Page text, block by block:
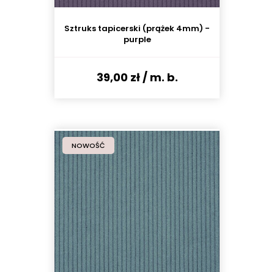
Sztruks tapicerski (prążek 4mm) -
purple
39,00 zł/ m. b.
NOWOŚĆ